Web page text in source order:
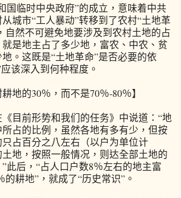
临时中央政府”的成立，意味着中共
城市“工人暴动”转移到了农村“土地革
自然不可避免地要涉及到农村土地的占
是地主占了多少地，富农、中农、贫
。这既是“土地革命”是否必要的依
该深入到何种程度。
的30％，而不是70％-80％】
目前形势和我们的任务》中说道：“地
占的比例，虽然各地有多有少，但按
占百分之八左右（以户为单位计
地，按照一般情况，则达全部土地的
此后，“占人口户数8％左右的地主富
的耕地”，就成了“历史常识”。